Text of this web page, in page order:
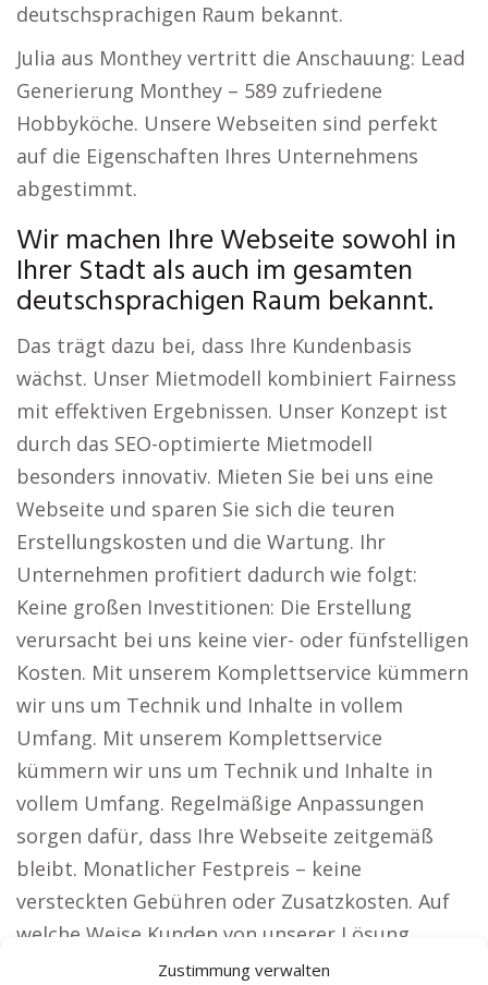
Zustimmung verwalten
deutschsprachigen Raum bekannt.
Julia aus Monthey vertritt die Anschauung: Lead
Generierung Monthey – 589 zufriedene
Hobbyköche. Unsere Webseiten sind perfekt
auf die Eigenschaften Ihres Unternehmens
abgestimmt.
Wir machen Ihre Webseite sowohl in
Ihrer Stadt als auch im gesamten
deutschsprachigen Raum bekannt.
Das trägt dazu bei, dass Ihre Kundenbasis
wächst. Unser Mietmodell kombiniert Fairness
mit effektiven Ergebnissen. Unser Konzept ist
durch das SEO-optimierte Mietmodell
besonders innovativ. Mieten Sie bei uns eine
Webseite und sparen Sie sich die teuren
Erstellungskosten und die Wartung. Ihr
Unternehmen profitiert dadurch wie folgt:
Keine großen Investitionen: Die Erstellung
verursacht bei uns keine vier- oder fünfstelligen
Kosten. Mit unserem Komplettservice kümmern
wir uns um Technik und Inhalte in vollem
Umfang. Mit unserem Komplettservice
kümmern wir uns um Technik und Inhalte in
vollem Umfang. Regelmäßige Anpassungen
sorgen dafür, dass Ihre Webseite zeitgemäß
bleibt. Monatlicher Festpreis – keine
versteckten Gebühren oder Zusatzkosten. Auf
welche Weise Kunden von unserer Lösung
profitieren können. Unsere Webseiten eignen